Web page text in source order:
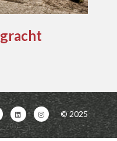
© 2025